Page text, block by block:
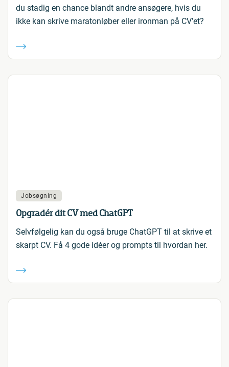
du stadig en chance blandt andre ansøgere, hvis du
ikke kan skrive maratonløber eller ironman på CV’et?
Jobsøgning
Opgradér dit CV med ChatGPT
Selvfølgelig kan du også bruge ChatGPT til at skrive et
skarpt CV. Få 4 gode idéer og prompts til hvordan her.